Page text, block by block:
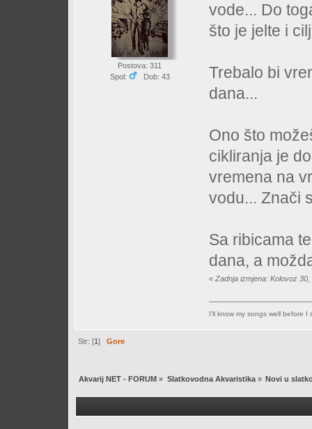
Postova: 311
Spol:
Dob: 43
vode... Do
što je jelte i
Trebalo bi
dana...
Ono što
cikliranja je
vremena na
vodu... Znači
Sa ribicama
dana, a
« Zadnja izmjena: Kolovoz
I'll know my songs well before I
Str: [1]Gore
Akvarij NET - FORUM » Slatkovodna Akvaristika» Novi u